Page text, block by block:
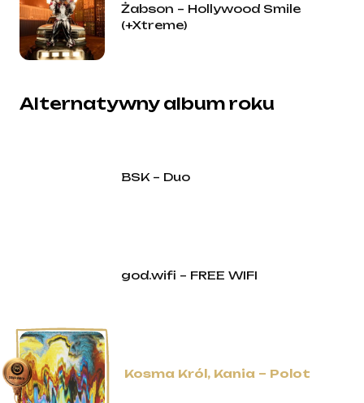
Żabson – Hollywood Smile
(+Xtreme)
Alternatywny album roku
BSK – Duo
god.wifi – FREE WIFI
Kosma Król, Kania – Polot